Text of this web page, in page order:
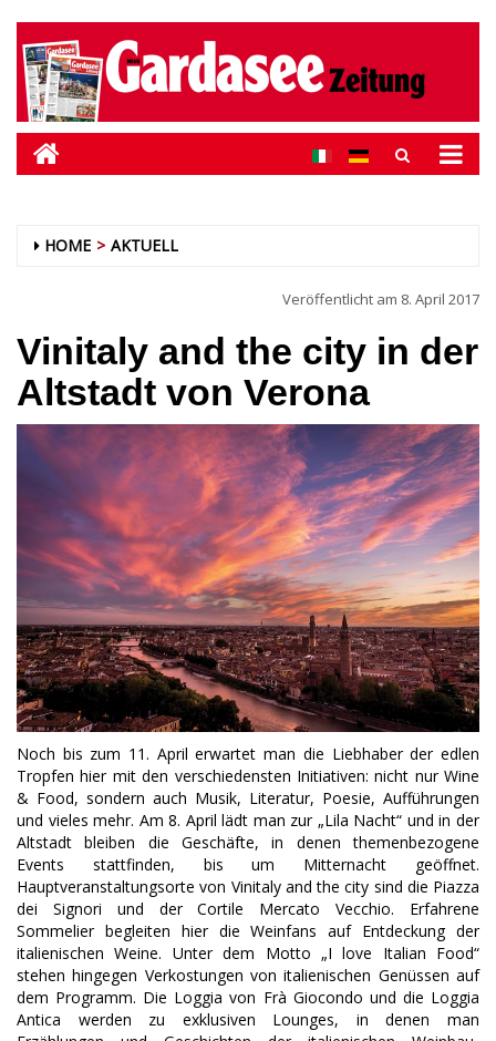
HOME AKTUELL
Veröffentlicht am 8. April 2017
Vinitaly and the city in der
Altstadt von Verona
Noch bis zum 11. April erwartet man die Liebhaber der edlen
Tropfen hier mit den verschiedensten Initiativen: nicht nur Wine
& Food, sondern auch Musik, Literatur, Poesie, Aufführungen
und vieles mehr. Am 8. April lädt man zur „Lila Nacht“ und in der
Altstadt bleiben die Geschäfte, in denen themenbezogene
Events stattfinden, bis um Mitternacht geöffnet.
Hauptveranstaltungsorte von Vinitaly and the city sind die Piazza
dei Signori und der Cortile Mercato Vecchio. Erfahrene
Sommelier begleiten hier die Weinfans auf Entdeckung der
italienischen Weine. Unter dem Motto „I love Italian Food“
stehen hingegen Verkostungen von italienischen Genüssen auf
dem Programm. Die Loggia von Frà Giocondo und die Loggia
Antica werden zu exklusiven Lounges, in denen man